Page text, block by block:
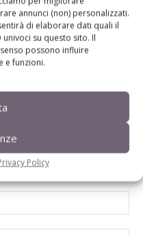
annunci (non) personalizzati.
di elaborare dati quali il
su questo sito. Il
possono influire
e funzioni.
Policy